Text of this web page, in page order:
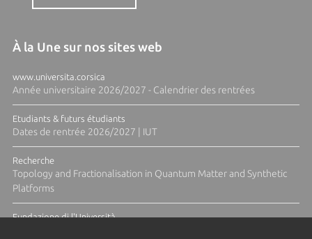
À la Une sur nos sites web
www.universita.corsica
Année universitaire 2026/2027 - Calendrier des rentrées
Etudiants & futurs étudiants
Dates de rentrée 2026/2027 | IUT
Recherche
Topology and Fractionalisation in Quantum Matter and Synthetic
Platforms
Fundazione di l'Università